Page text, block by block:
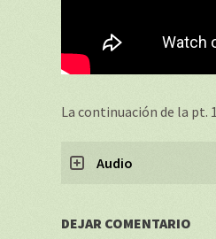
La continuación de la pt.
Audio
DEJAR COMENTARIO